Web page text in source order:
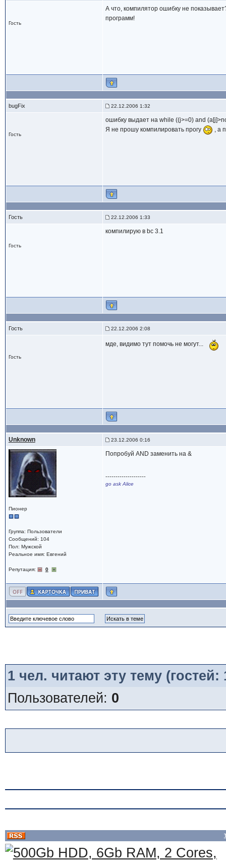
Гость
А что, компилятор ошибку не
программ!
bugFix 22.12.2006 1:32
Гость
ошибку выдает на while ((j>=0) and
Я не прошу компилировать прогу
, а
Гость 22.12.2006 1:33
Гость
компилирую в bc 3.1
Гость 22.12.2006 2:08
Гость
мде, видимо тут помочь не могут...
Unknown 23.12.2006 0:16
Пионер
Группа: Пользователи
Сообщений: 104
Пол: Мужской
Реальное имя: Евгений
Репутация: 0
Попробуй AND заменить на &
--------------------
go ask Alice
1чел. читают эту тему
Пользователей: 0